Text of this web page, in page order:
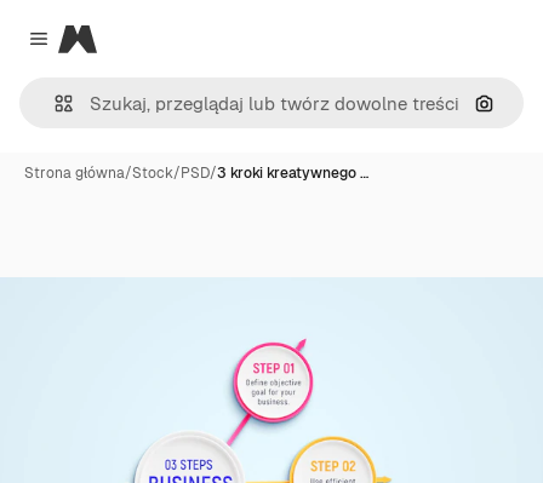
Close menu
Magnific
Szukaj
Strona główna/Stock/PSD/3 kroki kreatywnego …